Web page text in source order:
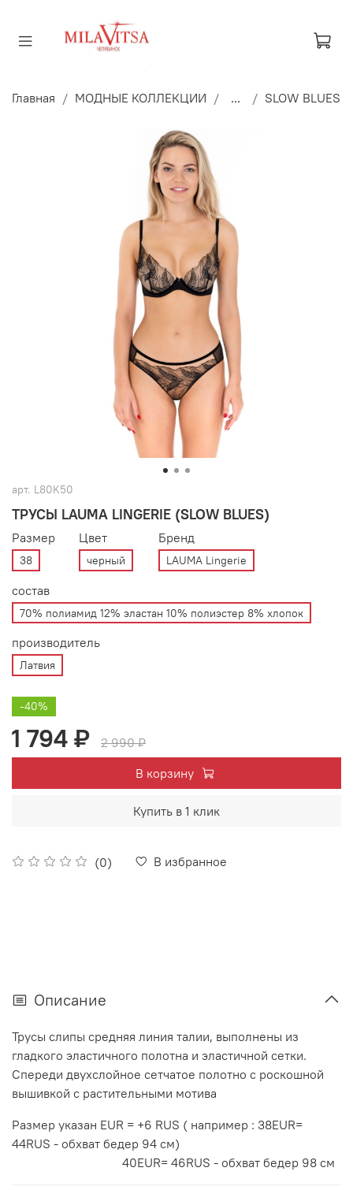
Главная МОДНЫЕ КОЛЛЕКЦИИ ... SLOW BLUES
арт. L80K50
ТРУСЫ LAUMA LINGERIE (SLOW BLUES)
(0) В избранное
Размер
38
Цвет
черный
Бренд
LAUMA Lingerie
состав
70% полиамид 12% эластан 10% полиэстер 8% хлопок
производитель
Латвия
-40%
1 794 ₽
2 990 ₽
В корзину
Купить в 1 клик
Описание
Трусы слипы средняя линия талии, выполнены из
гладкого эластичного полотна и эластичной сетки.
Спереди двухслойное сетчатое полотно с роскошной
вышивкой с растительными мотива
Размер указан EUR = +6 RUS ( например : 38EUR=
44RUS - обхват бедер 94 см)
40EUR= 46RUS - обхват бедер 98 см